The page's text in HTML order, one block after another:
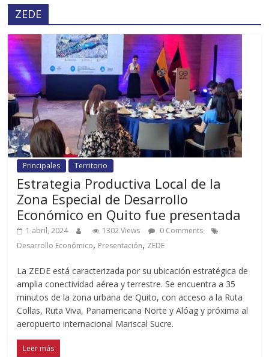
ZEDE
Principales Territorio
Estrategia Productiva Local de la
Zona Especial de Desarrollo
Económico en Quito fue presentada
1 abril, 2024 1302 Views
0 Comments
Desarrollo Económico, Presentación, ZEDE
La ZEDE está caracterizada por su ubicación estratégica de
amplia conectividad aérea y terrestre. Se encuentra a 35
minutos de la zona urbana de Quito, con acceso a la Ruta
Collas, Ruta Viva, Panamericana Norte y Alóag y próxima al
aeropuerto internacional Mariscal Sucre.
Leer más